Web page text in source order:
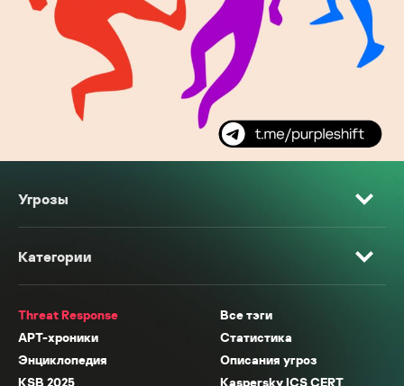
Угрозы
Категории
Threat Response
Все тэги
APT-хроники
Статистика
Энциклопедия
Описания угроз
KSB 2025
Kaspersky ICS CERT